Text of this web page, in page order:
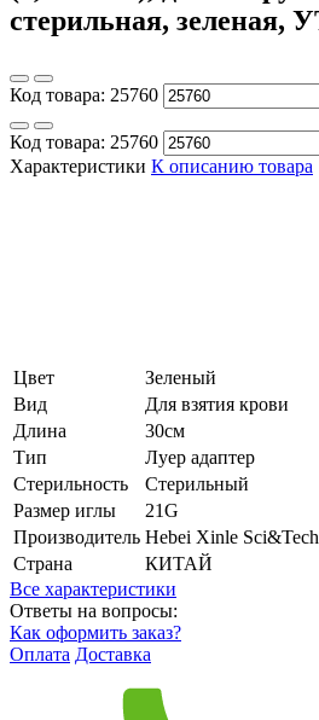
стерильная, зеленая,
Код товара: 25760
Код товара: 25760
Характеристики К описанию товара
Цвет
Зеленый
Вид
Для взятия крови
Длина
30см
Тип
Луер адаптер
Стерильность
Стерильный
Размер иглы
21G
Производитель Hebei Xinle
Страна
КИТАЙ
Все характеристики
Ответы на вопросы:
Как оформить заказ?
Оплата Доставка